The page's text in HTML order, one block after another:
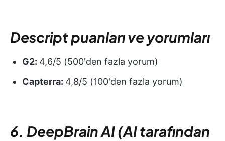
Descript puanları ve yorumları
G2: 4,6/5 (500'den fazla yorum)
Capterra: 4,8/5 (100'den fazla yorum)
6. DeepBrain AI (AI tarafından